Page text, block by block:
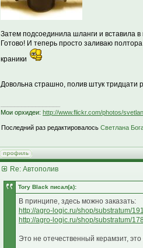
Затем подсоединила шланги и вставила
Готово! И теперь просто заливаю
краники
Довольна страшно, полив штук тридцати
Мои орхидеи: http://www.flickr.com/photos/
Последний раз редактировалось Светлана
Re: Автополив
Tory Black писал(а):
В принципе, здесь можно заказать:
http://agro-logic.ru/shop/substratum/191
http://agro-logic.ru/shop/substratum/178
Это не отечественный керамзит, это